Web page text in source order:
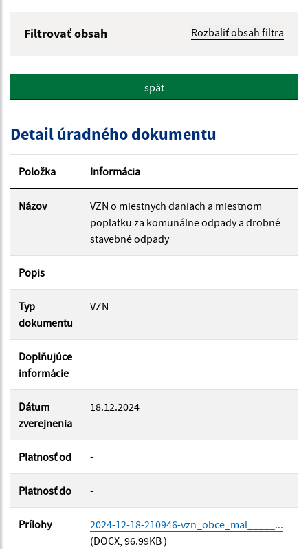
Filtrovať obsah Rozbaliť obsah filtra
Popis:
Dátum zverejnenia od:
Dátum zverejnenia do:
Filtrovať Reset
späť
Detail úradného dokumentu
Položka Informácia
Názov
VZN o miestnych daniach a miestnom
poplatku za komunálne odpady a drobné
stavebné odpady
Popis
Typ
dokumentu
VZN
Doplňujúce
informácie
Dátum
zverejnenia
18.12.2024
Platnosť od -
Platnosť do -
Prílohy
2024-12-18-210946-vzn_obce_mal_____...
(DOCX, 96.99KB )